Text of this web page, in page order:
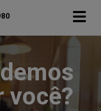
você?